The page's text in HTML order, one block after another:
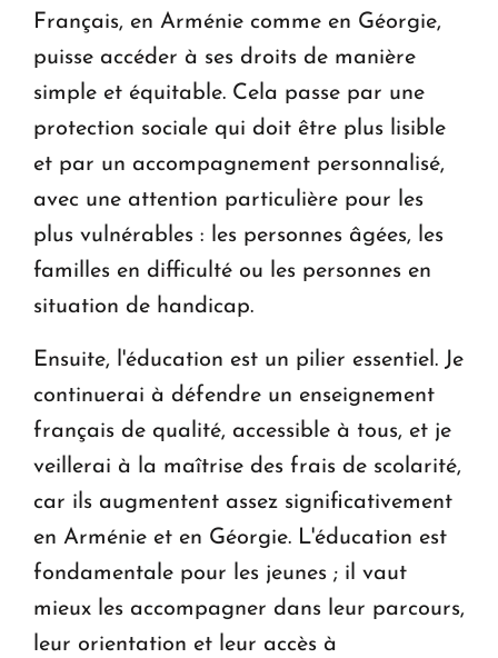
Français, en Arménie comme en Géorgie,
puisse accéder à ses droits de manière
simple et équitable. Cela passe par une
protection sociale qui doit être plus lisible
et par un accompagnement personnalisé,
avec une attention particulière pour les
plus vulnérables : les personnes âgées, les
familles en difficulté ou les personnes en
situation de handicap.
Ensuite, l'éducation est un pilier essentiel. Je
continuerai à défendre un enseignement
français de qualité, accessible à tous, et je
veillerai à la maîtrise des frais de scolarité,
car ils augmentent assez significativement
en Arménie et en Géorgie. L'éducation est
fondamentale pour les jeunes ; il vaut
mieux les accompagner dans leur parcours,
leur orientation et leur accès à